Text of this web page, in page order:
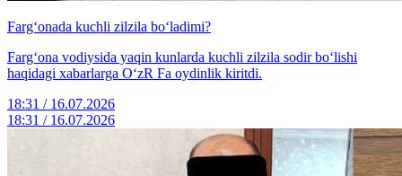
Farg‘onada kuchli zilzila bo‘ladimi?
Farg‘ona vodiysida yaqin kunlarda kuchli zilzila sodir bo‘lishi
haqidagi xabarlarga O‘zR Fa oydinlik kiritdi.
18:31 / 16.07.2026
18:31 / 16.07.2026